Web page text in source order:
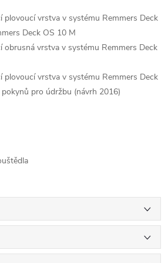
plovoucí vrstva v systému Remmers Deck
Deck OS 10 M
obrusná vrstva v systému Remmers Deck
plovoucí vrstva v systému Remmers Deck
pokynů pro údržbu (návrh 2016)